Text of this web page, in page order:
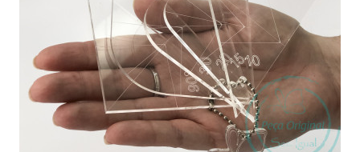
COMPARAR PRODUTOS (0)